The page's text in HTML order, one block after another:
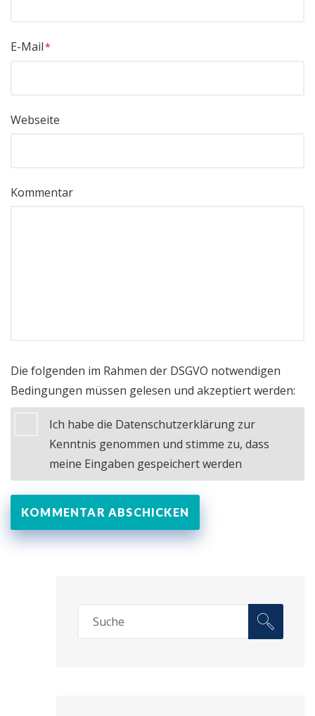
E-Mail
Webseite
Kommentar
Die folgenden im Rahmen der DSGVO notwendigen
Bedingungen müssen gelesen und akzeptiert werden:
Ich habe die Datenschutzerklärung zur
Kenntnis genommen und stimme zu, dass
meine Eingaben gespeichert werden